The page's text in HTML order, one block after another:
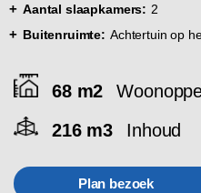
Aantal slaapkamers: 2
Buitenruimte: Achtertuin op
68 m2
216 m3
Inhoud
Plan bezoek